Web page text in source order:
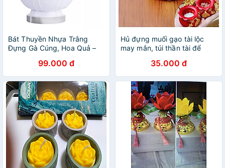
Bát Thuyền Nhựa Trắng
Đựng Gà Cúng, Hoa Quả –
Dụng Cho Mâm Cúng Gia
Đình
99.000 đ
Hủ đựng muối gạo tài lộc
may mắn, túi thần tài để
thờ, chum vàng chiêu thần
tài, Hũ Vàng Tài Lộc Lễ Tết
2025
35.000 đ